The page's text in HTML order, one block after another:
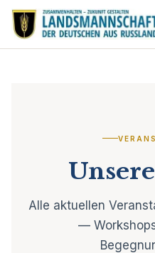
Unsere
Alle aktuellen
—